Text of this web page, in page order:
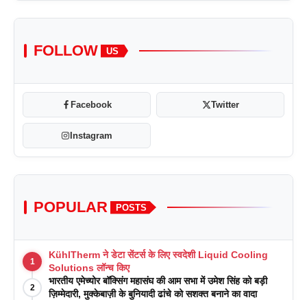
FOLLOW US
Facebook Twitter
Instagram
POPULAR POSTS
1
KühlTherm ने डेटा सेंटर्स के लिए स्वदेशी Liquid Cooling
Solutions लॉन्च किए
2
भारतीय एमेच्योर बॉक्सिंग महासंघ की आम सभा में उमेश सिंह को बड़ी
ज़िम्मेदारी, मुक्केबाज़ी के बुनियादी ढांचे को सशक्त बनाने का वादा